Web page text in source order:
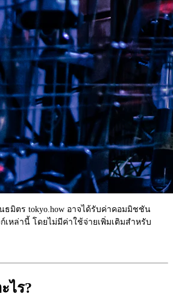
มิตร tokyo.how อาจได้รับค่าคอมมิชชัน
หล่านี้ โดยไม่มีค่าใช้จ่ายเพิ่มเติมสำหรับ
ไร?